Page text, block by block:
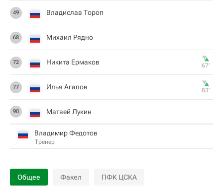
49 Владислав Тороп
68 Михаил Рядно
72 Никита Ермаков 67‎’‎
77 Илья Агапов 83‎’‎
90 Матвей Лукин
Владимир Федотов
Тренер
Общее Факел ПФК ЦСКА